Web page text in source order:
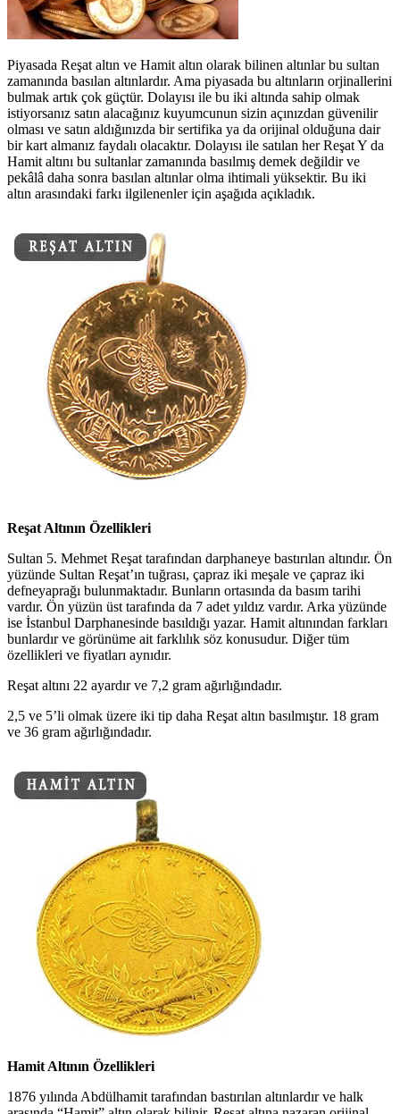
Piyasada Reşat altın ve Hamit altın olarak bilinen altınlar bu sultan
zamanında basılan altınlardır. Ama piyasada bu altınların orjinallerini
bulmak artık çok güçtür. Dolayısı ile bu iki altında sahip olmak
istiyorsanız satın alacağınız kuyumcunun sizin açınızdan güvenilir
olması ve satın aldığınızda bir sertifika ya da orijinal olduğuna dair
bir kart almanız faydalı olacaktır. Dolayısı ile satılan her Reşat Y da
Hamit altını bu sultanlar zamanında basılmış demek değildir ve
pekâlâ daha sonra basılan altınlar olma ihtimali yüksektir. Bu iki
altın arasındaki farkı ilgilenenler için aşağıda açıkladık.
Reşat Altının Özellikleri
Sultan 5. Mehmet Reşat tarafından darphaneye bastırılan altındır. Ön
yüzünde Sultan Reşat’ın tuğrası, çapraz iki meşale ve çapraz iki
defneyaprağı bulunmaktadır. Bunların ortasında da basım tarihi
vardır. Ön yüzün üst tarafında da 7 adet yıldız vardır. Arka yüzünde
ise İstanbul Darphanesinde basıldığı yazar. Hamit altınından farkları
bunlardır ve görünüme ait farklılık söz konusudur. Diğer tüm
özellikleri ve fiyatları aynıdır.
Reşat altını 22 ayardır ve 7,2 gram ağırlığındadır.
2,5 ve 5’li olmak üzere iki tip daha Reşat altın basılmıştır. 18 gram
ve 36 gram ağırlığındadır.
Hamit Altının Özellikleri
1876 yılında Abdülhamit tarafından bastırılan altınlardır ve halk